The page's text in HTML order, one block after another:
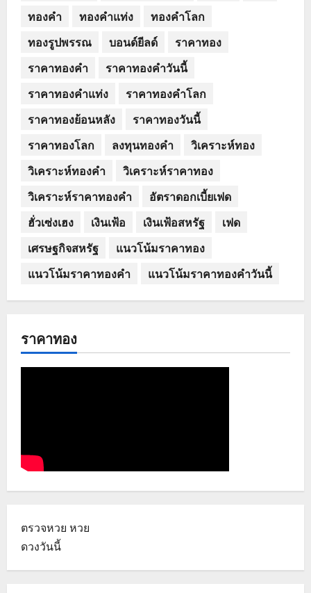
ทองคำ
ทองคำแท่ง
ทองคำโลก
ทองรูปพรรณ
บอนด์ยีลด์
ราคาทอง
ราคาทองคำ
ราคาทองคำวันนี้
ราคาทองคำแท่ง
ราคาทองคำโลก
ราคาทองย้อนหลัง
ราคาทองวันนี้
ราคาทองโลก
ลงทุนทองคำ
วิเคราะห์ทอง
วิเคราะห์ทองคำ
วิเคราะห์ราคาทอง
วิเคราะห์ราคาทองคำ
อัตราดอกเบี้ยเฟด
ฮั่วเซ่งเฮง
เงินเฟ้อ เงินเฟ้อสหรัฐ
เฟด
เศรษฐกิจสหรัฐ
แนวโน้มราคาทอง
แนวโน้มราคาทองคำ
แนวโน้มราคาทองคำวันนี้
ราคาทอง
ตรวจหวย หวย
ดวงวันนี้